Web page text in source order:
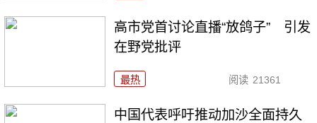
高市党首讨论直播“放鸽子” 引发
在野党批评
最热 阅读 21361
中国代表呼吁推动加沙全面持久